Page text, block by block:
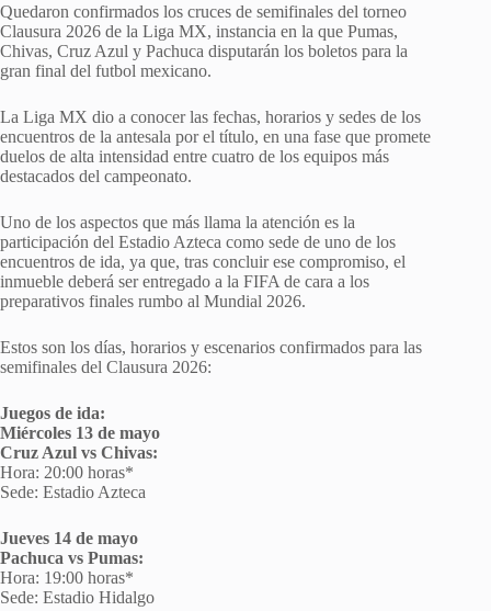
Quedaron confirmados los cruces de semifinales del torneo
Clausura 2026 de la Liga MX, instancia en la que Pumas,
Chivas, Cruz Azul y Pachuca disputarán los boletos para la
gran final del futbol mexicano.
La Liga MX dio a conocer las fechas, horarios y sedes de los
encuentros de la antesala por el título, en una fase que promete
duelos de alta intensidad entre cuatro de los equipos más
destacados del campeonato.
Uno de los aspectos que más llama la atención es la
participación del Estadio Azteca como sede de uno de los
encuentros de ida, ya que, tras concluir ese compromiso, el
inmueble deberá ser entregado a la FIFA de cara a los
preparativos finales rumbo al Mundial 2026.
Estos son los días, horarios y escenarios confirmados para las
semifinales del Clausura 2026:
Juegos de ida:
Miércoles 13 de mayo
Cruz Azul vs Chivas:
Hora: 20:00 horas*
Sede: Estadio Azteca
Jueves 14 de mayo
Pachuca vs Pumas:
Hora: 19:00 horas*
Sede: Estadio Hidalgo